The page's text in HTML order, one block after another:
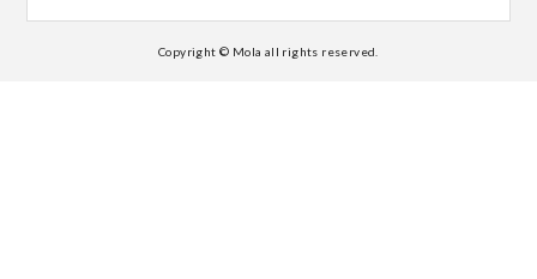
Copyright © Mola all rights reserved.